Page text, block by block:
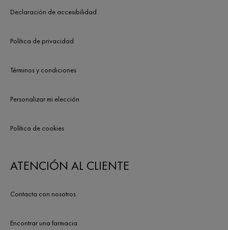
Declaración de accesibilidad
Política de privacidad
Términos y condiciones
Personalizar mi elección
Política de cookies
ATENCIÓN AL CLIENTE
Contacta con nosotros
Encontrar una farmacia